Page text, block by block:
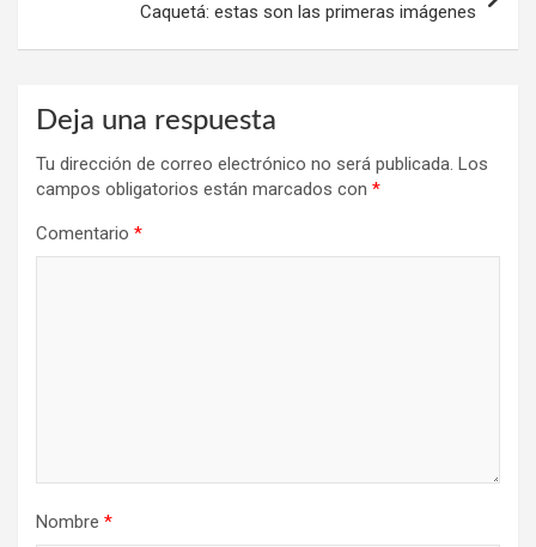
Caquetá: estas son las primeras imágenes
Deja una respuesta
Tu dirección de correo electrónico no será publicada. Los
campos obligatorios están marcados con *
Comentario *
Nombre *